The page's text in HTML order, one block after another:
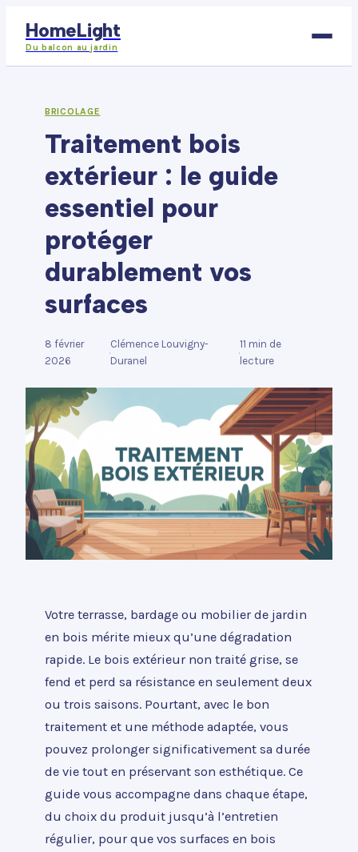
HomeLight
Du balcon au jardin
Déco
Immobilier
Maison
BRICOLAGE
Traitement bois
extérieur : le guide
essentiel pour
protéger
durablement vos
surfaces
8 février
2026
·
Clémence Louvigny-
Duranel
·
11 min de
lecture
Votre terrasse, bardage ou mobilier de jardin
en bois mérite mieux qu’une dégradation
rapide. Le bois extérieur non traité grise, se
fend et perd sa résistance en seulement deux
ou trois saisons. Pourtant, avec le bon
traitement et une méthode adaptée, vous
pouvez prolonger significativement sa durée
de vie tout en préservant son esthétique. Ce
guide vous accompagne dans chaque étape,
du choix du produit jusqu’à l’entretien
régulier, pour que vos surfaces en bois